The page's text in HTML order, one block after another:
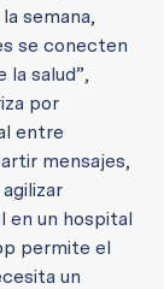
semana,
se conecten
salud”,
por
entre
mensajes,
en un hospital
permite el
un